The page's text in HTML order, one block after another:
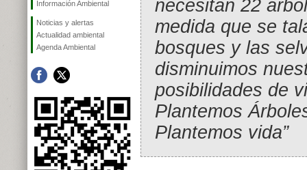
Información Ambiental
Noticias y alertas
Actualidad ambiental
Agenda Ambiental
necesitan 22
medida que se
bosques y las
disminuimos
posibilidades de
Plantemos
Plantemos vida”